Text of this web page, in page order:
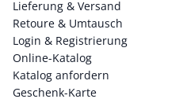
Lieferung & Versand
Retoure & Umtausch
Login & Registrierung
Online-Katalog
Katalog anfordern
Geschenk-Karte